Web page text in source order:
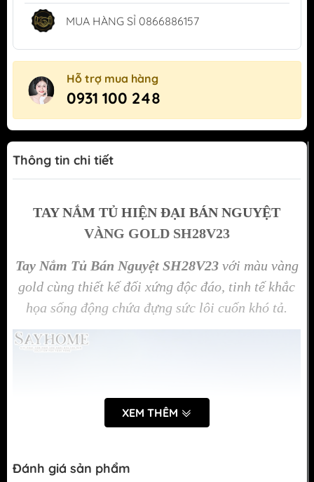
MUA HÀNG SỈ 0866886157
Hỗ trợ mua hàng
0931 100 248
Thông tin chi tiết
TAY NẮM TỦ HIỆN ĐẠI BÁN NGUYỆT
VÀNG GOLD SH28V23
Tay Nắm Tủ Bán Nguyệt SH28V23 với màu vàng
gold cùng thiết kế đối xứng độc đáo, tinh tế khắc
họa sống động chứa đựng sức lôi cuốn khó tả.
XEM THÊM
Đánh giá sản phẩm